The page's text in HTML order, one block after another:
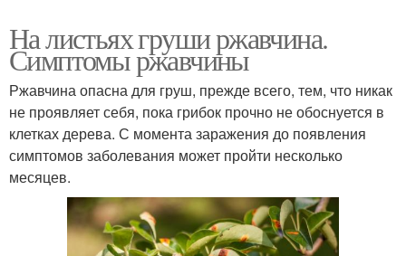
На листьях груши ржавчина.
Симптомы ржавчины
Ржавчина опасна для груш, прежде всего, тем, что никак
не проявляет себя, пока грибок прочно не обоснуется в
клетках дерева. С момента заражения до появления
симптомов заболевания может пройти несколько
месяцев.